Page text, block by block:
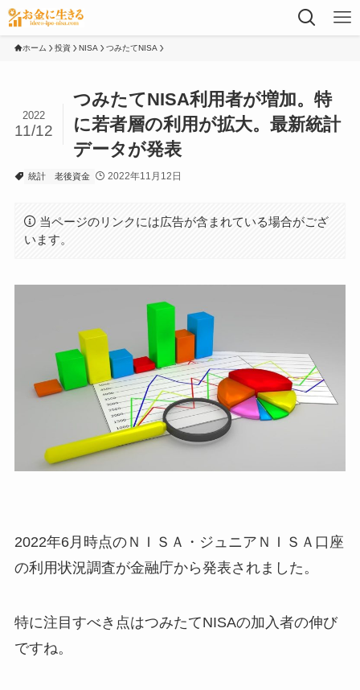
ホーム 投資 NISA つみたてNISA
つみたてNISA利用者が増加。特
に若者層の利用が拡大。最新統計
データが発表
2022
11/12
統計 老後資金 2022年11月12日
当ページのリンクには広告が含まれている場合がござ
います。
2022年6月時点のＮＩＳＡ・ジュニアＮＩＳＡ口座
の利用状況調査が金融庁から発表されました。
特に注目すべき点はつみたてNISAの加入者の伸び
ですね。